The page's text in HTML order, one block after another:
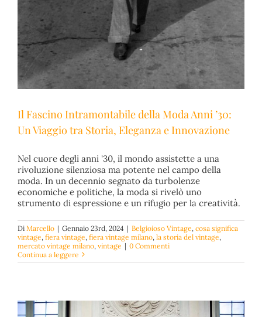
Il Fascino Intramontabile della Moda Anni ’30: Un
Viaggio tra Storia, Eleganza e Innovazione
Il Fascino Intramontabile della Moda Anni ’30:
Un Viaggio tra Storia, Eleganza e Innovazione
Nel cuore degli anni '30, il mondo assistette a una
rivoluzione silenziosa ma potente nel campo della
moda. In un decennio segnato da turbolenze
economiche e politiche, la moda si rivelò uno
strumento di espressione e un rifugio per la creatività.
Di Marcello | Gennaio 23rd, 2024 | Belgioioso Vintage, cosa significa
vintage, fiera vintage, fiera vintage milano, la storia del vintage,
mercato vintage milano, vintage | 0 Commenti
Continua a leggere